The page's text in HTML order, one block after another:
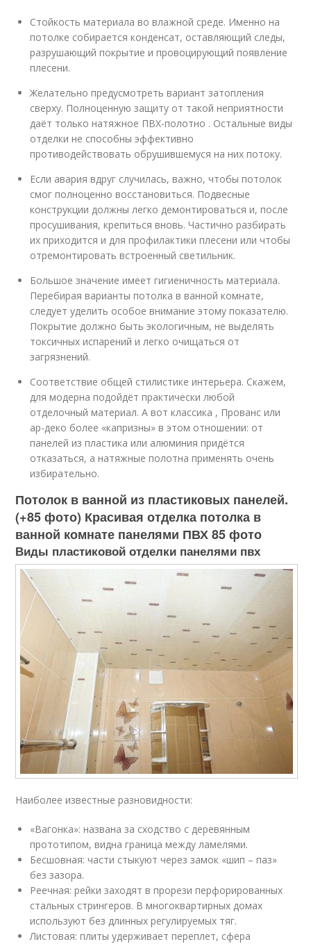
Стойкость материала во влажной среде. Именно на
потолке собирается конденсат, оставляющий следы,
разрушающий покрытие и провоцирующий появление
плесени.
Желательно предусмотреть вариант затопления
сверху. Полноценную защиту от такой неприятности
даёт только натяжное ПВХ-полотно . Остальные виды
отделки не способны эффективно
противодействовать обрушившемуся на них потоку.
Если авария вдруг случилась, важно, чтобы потолок
смог полноценно восстановиться. Подвесные
конструкции должны легко демонтироваться и, после
просушивания, крепиться вновь. Частично разбирать
их приходится и для профилактики плесени или чтобы
отремонтировать встроенный светильник.
Большое значение имеет гигиеничность материала.
Перебирая варианты потолка в ванной комнате,
следует уделить особое внимание этому показателю.
Покрытие должно быть экологичным, не выделять
токсичных испарений и легко очищаться от
загрязнений.
Соответствие общей стилистике интерьера. Скажем,
для модерна подойдёт практически любой
отделочный материал. А вот классика , Прованс или
ар-деко более «капризны» в этом отношении: от
панелей из пластика или алюминия придётся
отказаться, а натяжные полотна применять очень
избирательно.
Потолок в ванной из пластиковых панелей.
(+85 фото) Красивая отделка потолка в
ванной комнате панелями ПВХ 85 фото
Виды пластиковой отделки панелями пвх
Наиболее известные разновидности:
«Вагонка»: названа за сходство с деревянным
прототипом, видна граница между ламелями.
Бесшовная: части стыкуют через замок «шип – паз»
без зазора.
Реечная: рейки заходят в прорези перфорированных
стальных стрингеров. В многоквартирных домах
используют без длинных регулируемых тяг.
Листовая: плиты удерживает переплет, сфера